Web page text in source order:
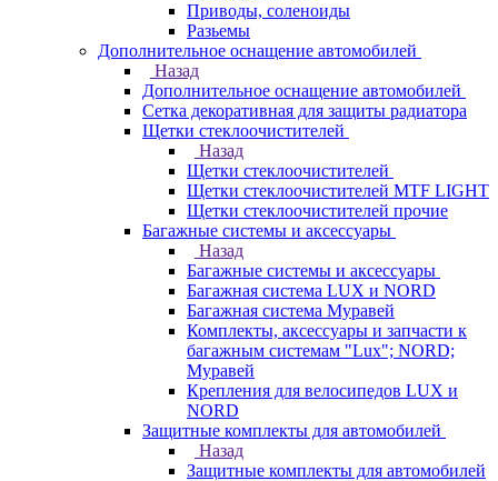
Приводы, соленоиды
Разьемы
Дополнительное оснащение автомобилей
Назад
Дополнительное оснащение автомобилей
Сетка декоративная для защиты радиатора
Щетки стеклоочистителей
Назад
Щетки стеклоочистителей
Щетки стеклоочистителей MTF LIGHT
Щетки стеклоочистителей прочие
Багажные системы и аксессуары
Назад
Багажные системы и аксессуары
Багажная система LUX и NORD
Багажная система Муравей
Комплекты, аксессуары и запчасти к
багажным системам "Lux"; NORD;
Муравей
Крепления для велосипедов LUX и
NORD
Защитные комплекты для автомобилей
Назад
Защитные комплекты для автомобилей